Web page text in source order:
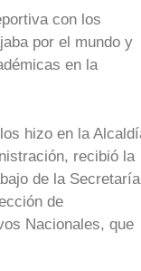
con los
por el mundo y
en la
hizo en la
recibió la
de la Secretaría
de
Nacionales, que